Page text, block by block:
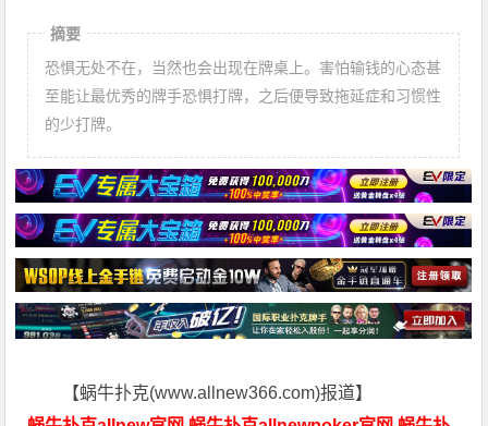
摘要
恐惧无处不在，当然也会出现在牌桌上。害怕输钱的心态甚
至能让最优秀的牌手恐惧打牌，之后便导致拖延症和习惯性
的少打牌。
【蜗牛扑克(www.allnew366.com)报道】